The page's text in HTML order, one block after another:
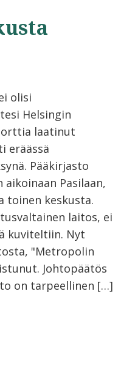
olisi
Helsingin
laatinut
eräässä
Pääkirjasto
Pasilaan,
toinen keskusta.
laitos, ei
kuviteltiin. Nyt
"Metropolin
Johtopäätös
on tarpeellinen […]